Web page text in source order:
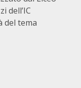
dell’IC
del tema